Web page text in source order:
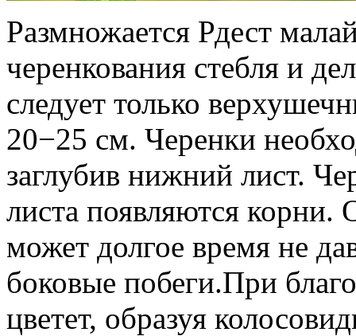
Размножается Рдест
черенкования стебля и
следует только
20−25 см. Черенки
заглубив нижний лист.
листа появляются корни.
может долгое время не
боковые побеги.При
цветет, образуя